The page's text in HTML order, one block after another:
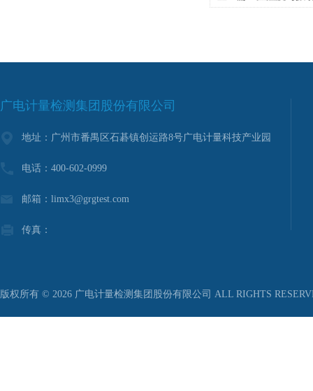
广电计量检测集团股份有限公司
地址：广州市番禺区石碁镇创运路8号广电计量科技产业园
电话：400-602-0999
邮箱：limx3@grgtest.com
传真：
版权所有 © 2026 广电计量检测集团股份有限公司 ALL RIGHTS